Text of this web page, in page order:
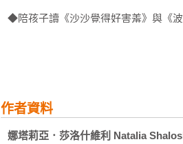
◆陪孩子讀《沙沙覺得好害羞》與《
我，讓感覺發生時——可以微笑不孤單
──陳櫻慧（童書作家暨「思多力」親
作者資料
娜塔莉亞．莎洛什維利 Natalia